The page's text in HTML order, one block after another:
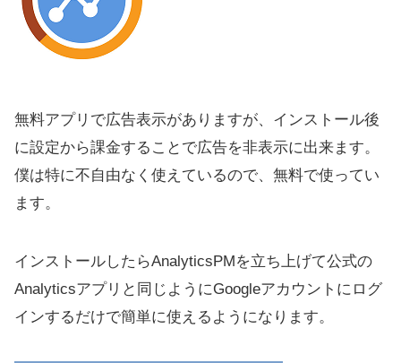
『AnalyticsPM』の惜しいところ
リアルタイムのアクセスページが確認できない
無料アプリで広告表示がありますが、インストール後
に設定から課金することで広告を非表示に出来ます。
僕は特に不自由なく使えているので、無料で使ってい
ます。
インストールしたらAnalyticsPMを立ち上げて公式の
Analyticsアプリと同じようにGoogleアカウントにログ
インするだけで簡単に使えるようになります。